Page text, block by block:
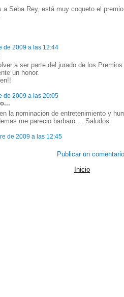
a Seba Rey, está muy coqueto el
de 2009 a las 12:44
a ser parte del jurado de los
un honor.
de 2009 a las 20:05
la nominacion de entretenimiento y
me parecio barbaro.... Saludos
de 2009 a las 12:45
Publicar un comentario
Inicio